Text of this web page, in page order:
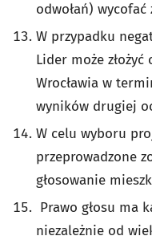
odwołań)
W przypadku
Lider może
Wrocławia w
wyników drugiej
W celu wyboru
przeprowadzone
głosowanie
Prawo głosu ma
niezależnie od